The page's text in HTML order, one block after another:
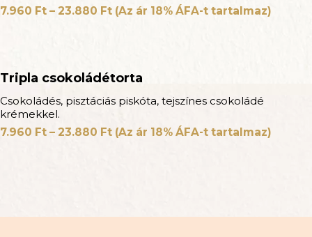
7.960 Ft – 23.880 Ft (Az ár 18% ÁFA-t tartalmaz)
Tripla csokoládétorta
Csokoládés, pisztáciás piskóta, tejszínes csokoládé
krémekkel.
7.960 Ft – 23.880 Ft (Az ár 18% ÁFA-t tartalmaz)